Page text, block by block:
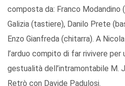
composta da: Franco Modandino
Galizia (tastiere), Danilo Prete
Enzo Gianfreda (chitarra). A
l’arduo compito di far rivivere per
gestualità dell’intramontabile M.
Retrò con Davide Padulosi.